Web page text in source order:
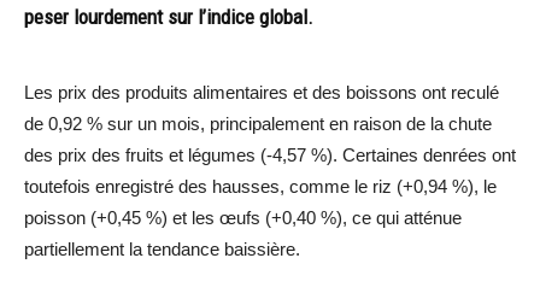
peser lourdement sur l’indice global.
Les prix des produits alimentaires et des boissons ont reculé
de 0,92 % sur un mois, principalement en raison de la chute
des prix des fruits et légumes (-4,57 %). Certaines denrées ont
toutefois enregistré des hausses, comme le riz (+0,94 %), le
poisson (+0,45 %) et les œufs (+0,40 %), ce qui atténue
partiellement la tendance baissière.